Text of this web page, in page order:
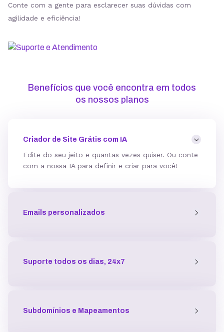
Mod_deflate
Proteção contra DDoS
Conte com a gente para esclarecer suas dúvidas com
agilidade e eficiência!
Benefícios que você encontra em todos
os nossos planos
Criador de Site Grátis com IA
Edite do seu jeito e quantas vezes quiser. Ou conte
com a nossa IA para definir e criar para você!
Emails personalizados
Suporte todos os dias, 24x7
Subdomínios e Mapeamentos